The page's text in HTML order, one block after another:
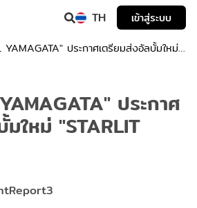
TH
เข้าสู่ระบบ
YAMAGATA" ประกาศเตรียมส่งอัลบั้มใหม่
ประกาศ
ใหม่ "STARLIT